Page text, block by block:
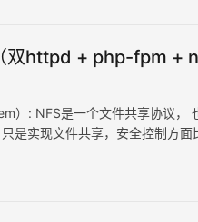
httpd + php-fpm +
: NFS是一个文件共享协议，
是实现文件共享，安全控制方面